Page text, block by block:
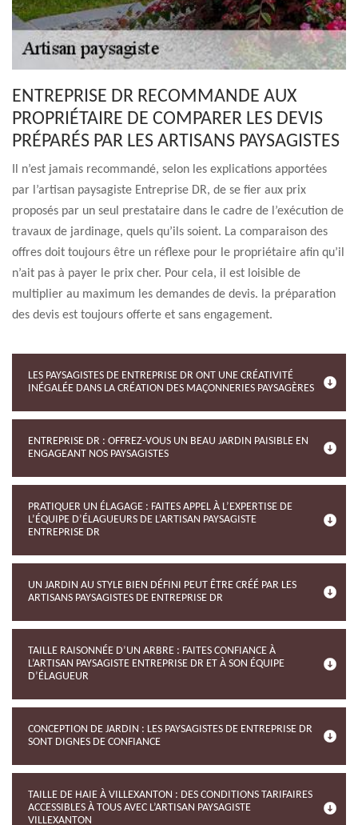
ENTREPRISE DR RECOMMANDE AUX
PROPRIÉTAIRE DE COMPARER LES DEVIS
PRÉPARÉS PAR LES ARTISANS PAYSAGISTES
Il n’est jamais recommandé, selon les explications apportées
par l’artisan paysagiste Entreprise DR, de se fier aux prix
proposés par un seul prestataire dans le cadre de l’exécution de
travaux de jardinage, quels qu’ils soient. La comparaison des
offres doit toujours être un réflexe pour le propriétaire afin qu’il
n’ait pas à payer le prix cher. Pour cela, il est loisible de
multiplier au maximum les demandes de devis. la préparation
des devis est toujours offerte et sans engagement.
LES PAYSAGISTES DE ENTREPRISE DR ONT UNE CRÉATIVITÉ
INÉGALÉE DANS LA CRÉATION DES MAÇONNERIES PAYSAGÈRES
ENTREPRISE DR : OFFREZ-VOUS UN BEAU JARDIN PAISIBLE EN
ENGAGEANT NOS PAYSAGISTES
PRATIQUER UN ÉLAGAGE : FAITES APPEL À L’EXPERTISE DE
L’ÉQUIPE D’ÉLAGUEURS DE L’ARTISAN PAYSAGISTE
ENTREPRISE DR
UN JARDIN AU STYLE BIEN DÉFINI PEUT ÊTRE CRÉÉ PAR LES
ARTISANS PAYSAGISTES DE ENTREPRISE DR
TAILLE RAISONNÉE D’UN ARBRE : FAITES CONFIANCE À
L’ARTISAN PAYSAGISTE ENTREPRISE DR ET À SON ÉQUIPE
D’ÉLAGUEUR
CONCEPTION DE JARDIN : LES PAYSAGISTES DE ENTREPRISE DR
SONT DIGNES DE CONFIANCE
TAILLE DE HAIE À VILLEXANTON : DES CONDITIONS TARIFAIRES
ACCESSIBLES À TOUS AVEC L’ARTISAN PAYSAGISTE
VILLEXANTON